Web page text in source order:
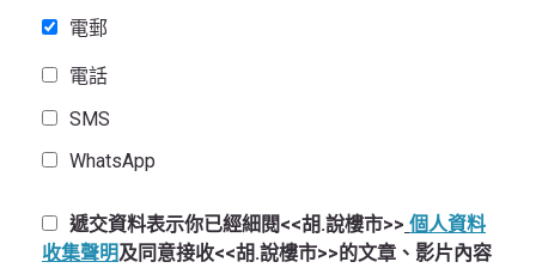
電郵
電話
SMS
WhatsApp
遞交資料表示你已經細閱<<胡.說樓市>> 個人資料
收集聲明及同意接收<<胡.說樓市>>的文章、影片內容